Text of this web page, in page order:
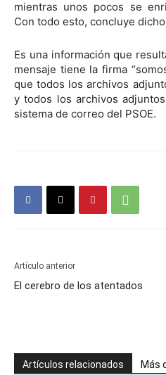
mientras unos pocos se
Con todo esto, concluye
Es una información que
mensaje tiene la firma
que todos los archivos
y todos los archivos
sistema de correo del PSOE.
Artículo anterior
El cerebro de los atentados
Artículos relacionados Más